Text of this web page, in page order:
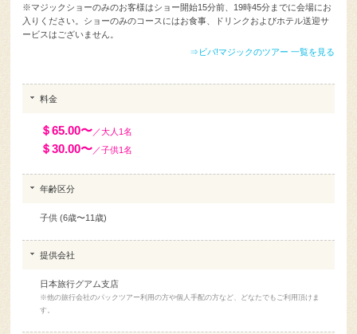
※マジックショーのみのお客様はショー開始15分前、19時45分までに会場にお
入りください。ショーのみのコースにはお食事、ドリンクおよびホテル送迎サ
ービスはございません。
⇒ビバ!マジックのツアー 一覧を見る
料金
＄65.00〜／大人1名
＄30.00〜／子供1名
年齢区分
子供 (6歳〜11歳)
提供会社
日本旅行グアム支店
※他の旅行会社のパックツアー利用の方や個人手配の方など、どなたでもご利用頂けま
す。